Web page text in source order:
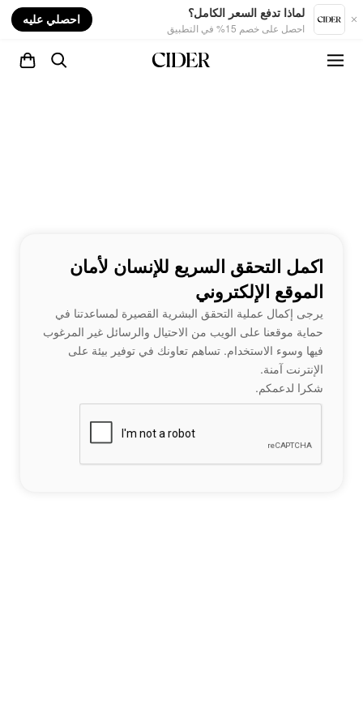
لماذا تدفع السعر الكامل؟
احصل على خصم 15% في التطبيق
احصلي عليه
اكمل التحقق السريع للإنسان لأمان
الموقع الإلكتروني
يرجى إكمال عملية التحقق البشرية القصيرة لمساعدتنا في
حماية موقعنا على الويب من الاحتيال والرسائل غير المرغوب
فيها وسوء الاستخدام. تساهم تعاونك في توفير بيئة على
الإنترنت آمنة.
شكرا لدعمكم.